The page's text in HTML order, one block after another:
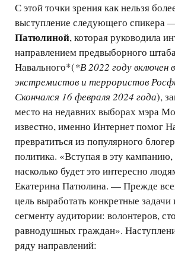
С этой точки зрения как нельзя
выступление следующего спикера
Патюлиной, которая руководила
направлением предвыборного
Навального*(*В 2022 году включен
экстремистов и террористов
Скончался 16 февраля 2024 года),
место на недавних выборах мэра
известно, именно Интернет помог
превратиться из популярного
политика. «Вступая в эту
насколько будет это интересно
Екатерина Патюлина. — Прежде
цель выработать конкретные
сегменту аудитории: волонтеров,
равнодушных граждан».
ряду направлений: